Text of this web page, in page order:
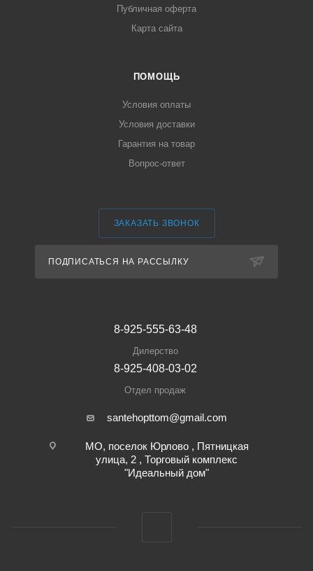
Публичная оферта
Карта сайта
ПОМОЩЬ
Условия оплаты
Условия доставки
Гарантия на товар
Вопрос-ответ
ЗАКАЗАТЬ ЗВОНОК
ПОДПИСАТЬСЯ НА РАССЫЛКУ
8-925-555-63-48
Дилерство
8-925-408-03-02
Отдел продаж
santehopttom@gmail.com
МО, поселок Юрлово , Пятницкая
улица, 2 , Торговый комплекс
"Идеальный дом"